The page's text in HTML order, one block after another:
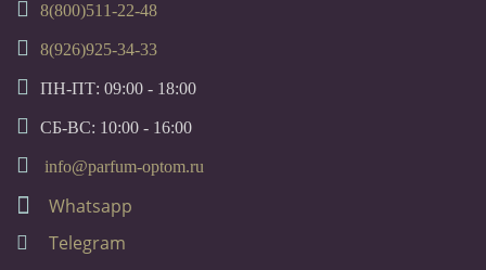
8(800)511-22-48
8(926)925-34-33
ПН-ПТ: 09:00 - 18:00
СБ-ВС: 10:00 - 16:00
info@parfum-optom.ru
Whatsapp
Telegram